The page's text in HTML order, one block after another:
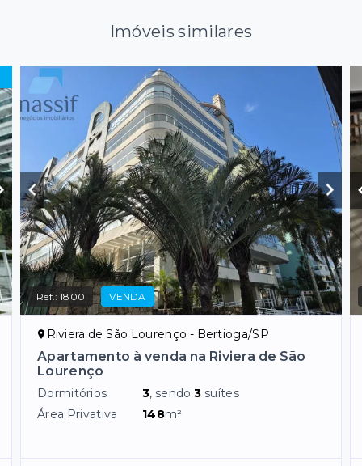
Imóveis similares
Ref.:1800 VENDA
Riviera de São Lourenço - Bertioga/SP
Apartamento à venda na Riviera de São
Lourenço
Dormitórios 3, sendo3 suítes
Área Privativa
148m²